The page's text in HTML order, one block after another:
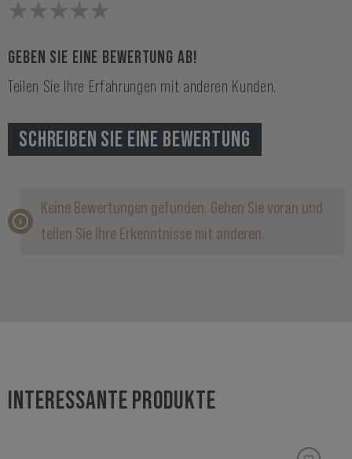
GEBEN SIE EINE BEWERTUNG AB!
Teilen Sie Ihre Erfahrungen mit anderen Kunden.
SCHREIBEN SIE EINE BEWERTUNG
Keine Bewertungen gefunden. Gehen Sie voran und
teilen Sie Ihre Erkenntnisse mit anderen.
INTERESSANTE PRODUKTE